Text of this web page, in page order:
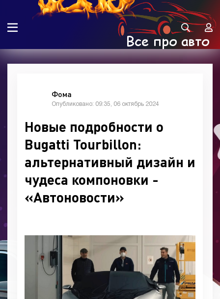
Фома
Опубликовано: 09:35, 06 октябрь 2024
Новые подробности о
Bugatti Tourbillon:
альтернативный дизайн и
чудеса компоновки -
«Автоновости»